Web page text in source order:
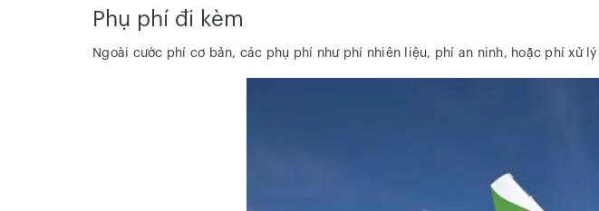
Phụ phí đi kèm
Ngoài cước phí cơ bản, các phụ phí như phí nhiên liệu, phí an ninh, hoặc phí xử